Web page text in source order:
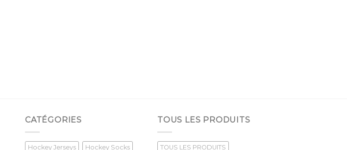
CATÉGORIES
Hockey Jerseys Hockey Socks
TOUS LES PRODUITS
TOUS LES PRODUITS